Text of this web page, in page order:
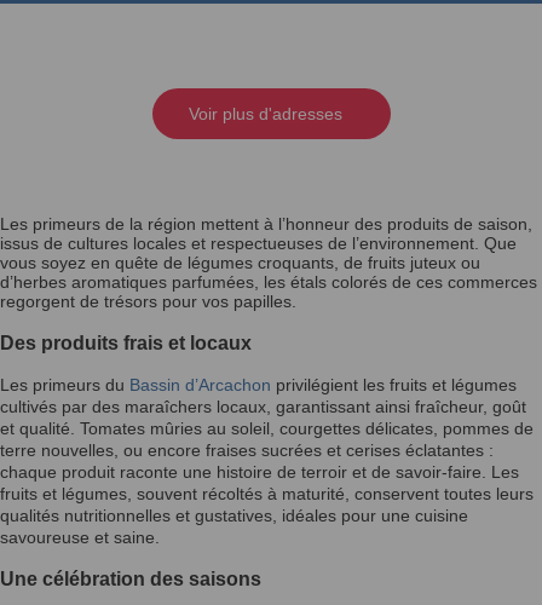
Voir plus d'adresses
Les primeurs de la région mettent à l’honneur des produits de saison,
issus de cultures locales et respectueuses de l’environnement. Que
vous soyez en quête de légumes croquants, de fruits juteux ou
d’herbes aromatiques parfumées, les étals colorés de ces commerces
regorgent de trésors pour vos papilles.
Des produits frais et locaux
Les primeurs du Bassin d’Arcachon privilégient les fruits et légumes
cultivés par des maraîchers locaux, garantissant ainsi fraîcheur, goût
et qualité. Tomates mûries au soleil, courgettes délicates, pommes de
terre nouvelles, ou encore fraises sucrées et cerises éclatantes :
chaque produit raconte une histoire de terroir et de savoir-faire. Les
fruits et légumes, souvent récoltés à maturité, conservent toutes leurs
qualités nutritionnelles et gustatives, idéales pour une cuisine
savoureuse et saine.
Une célébration des saisons